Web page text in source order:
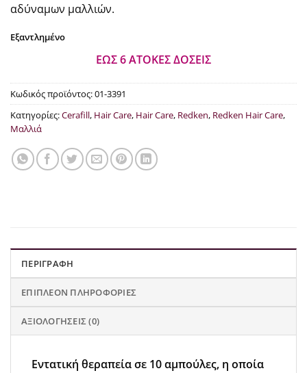
αδύναμων μαλλιών.
Εξαντλημένο
ΕΩΣ 6 ΑΤΟΚΕΣ ΔΟΣΕΙΣ
Κωδικός προϊόντος:01-3391
Κατηγορίες:Cerafill, Hair Care, Hair Care, Redken, Redken Hair Care,
Μαλλιά
ΠΕΡΙΓΡΑΦΉ
ΕΠΙΠΛΈΟΝ ΠΛΗΡΟΦΟΡΊΕΣ
ΑΞΙΟΛΟΓΉΣΕΙΣ (0)
Εντατική θεραπεία σε 10 αμπούλες, η οποία